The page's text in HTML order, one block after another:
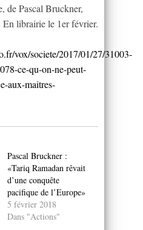
de Pascal Bruckner,
librairie le 1er février.
vox/societe/2017/01/27/31003-
ce-qu-on-ne-peut-
aux-maitres-
Pascal Bruckner :
«Tariq Ramadan rêvait
d’une conquête
pacifique de l’Europe»
5 février 2018
Dans "Actions"